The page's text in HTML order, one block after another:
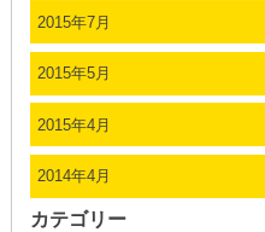
2015年7月
2015年5月
2015年4月
2014年4月
カテゴリー